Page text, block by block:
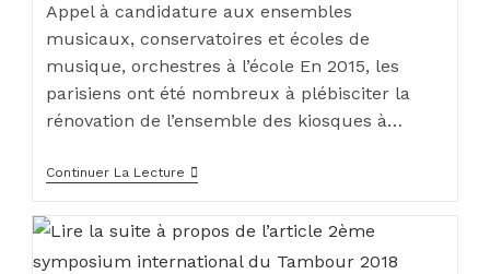
Appel à candidature aux ensembles
musicaux, conservatoires et écoles de
musique, orchestres à l’école En 2015, les
parisiens ont été nombreux à plébisciter la
rénovation de l’ensemble des kiosques à…
Continuer La Lecture